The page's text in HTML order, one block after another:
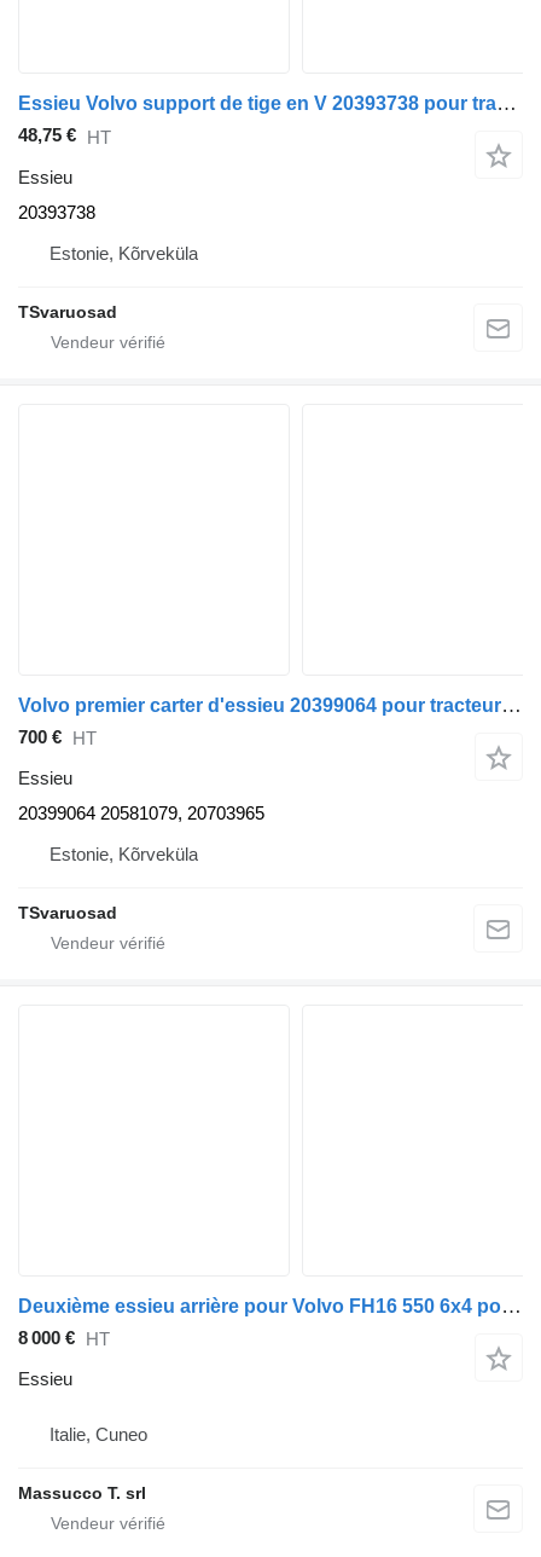
Essieu Volvo support de tige en V 20393738 pour tracteur routier Volvo FH13
48,75 € HT
Essieu
20393738
Estonie, Kõrveküla
TSvaruosad
Volvo premier carter d'essieu 20399064 pour tracteur routier Volvo FH12
700 € HT
Essieu
20399064 20581079, 20703965
Estonie, Kõrveküla
TSvaruosad
Deuxième essieu arrière pour Volvo FH16 550 6x4 pour tracteur routier Volvo FH16 550
8 000 € HT
Essieu
Italie, Cuneo
Massucco T. srl